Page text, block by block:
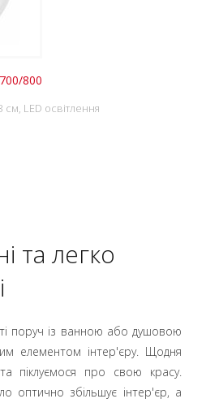
800
LED освітлення
та легко
поруч із ванною або душовою
елементом інтер'єру. Щодня
піклуємося про свою красу.
оптично збільшує інтер'єр, а